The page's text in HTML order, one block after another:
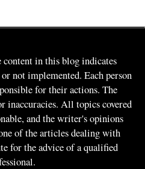
content in this blog indicates
not implemented. Each person
for their actions. The
inaccuracies. All topics covered
and the writer's opinions
of the articles dealing with
for the advice of a qualified